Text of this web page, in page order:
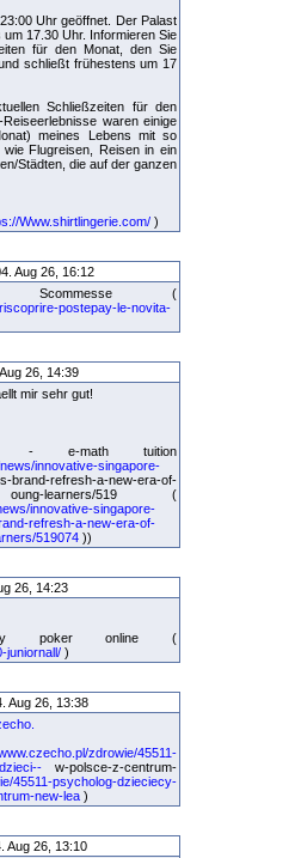
Uhr geöffnet. Der Palast
17.30 Uhr. Informieren Sie
für den Monat, den Sie
schließt frühestens um 17
Schließzeiten für den
waren einige
meines Lebens mit so
Flugreisen, Reisen in ein
Städten, die auf der ganzen
Www.shirtlingerie.com/ )
Aug 26, 16:12
(
postepay-le-novita-
26, 14:39
mir sehr gut!
- e-math tuition
innovative-singapore-
brand-refresh-a-new-era-of-
oung-learners/519 (
innovative-singapore-
refresh-a-new-era-of-
519074 ))
26, 14:23
poker online (
juniornall/ )
Aug 26, 13:38
zdrowie/45511-
w-polsce-z-centrum-
45511-psycholog-dzieciecy-
new-lea )
Aug 26, 13:10